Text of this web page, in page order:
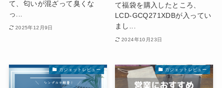
て、匂いが混ざって臭くな
っ...
2025年12月9日
て福袋を購入したところ、
LCD-GCQ271XDBが入ってい
まし...
2024年10月23日
ガジェットレビュー ガジェットレビュー